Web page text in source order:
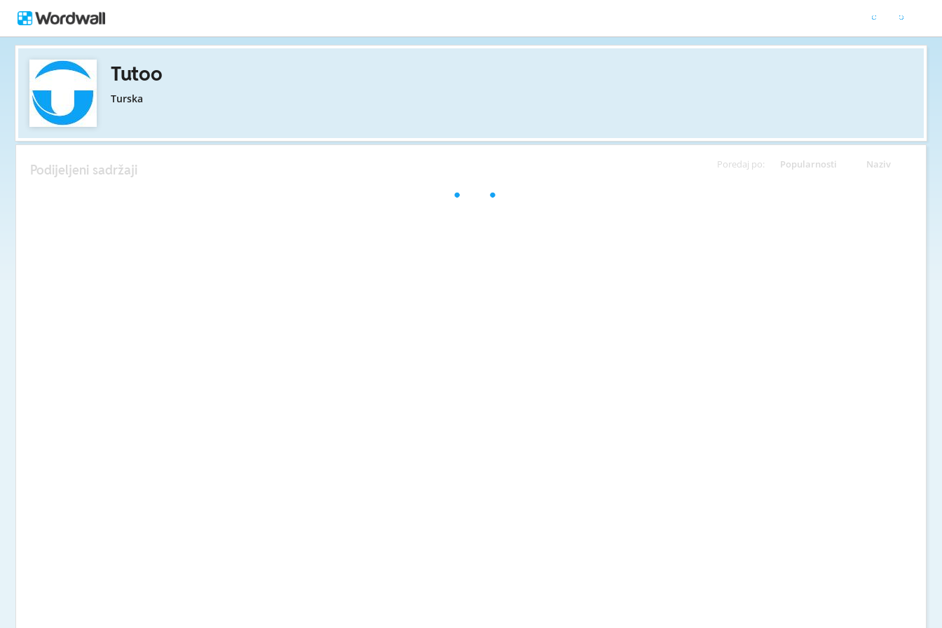
Tutoo
Turska
Poredaj po: Popularnosti Naziv
Podijeljeni sadržaji